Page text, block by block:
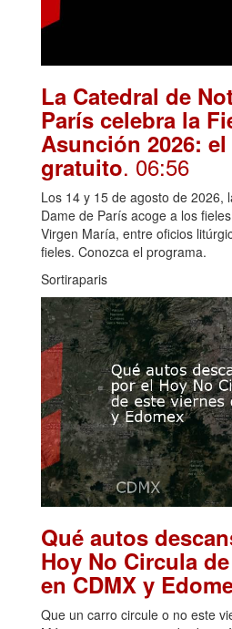
La Catedral de
París celebra la
Asunción 2026:
gratuito. 06:56
Los 14 y 15 de agosto de 2026,
Dame de París acoge a los
Virgen María, entre oficios
fieles. Conozca el programa.
Sortiraparis
Qué autos
Hoy No Circula
en CDMX y
Que un carro circule o no este